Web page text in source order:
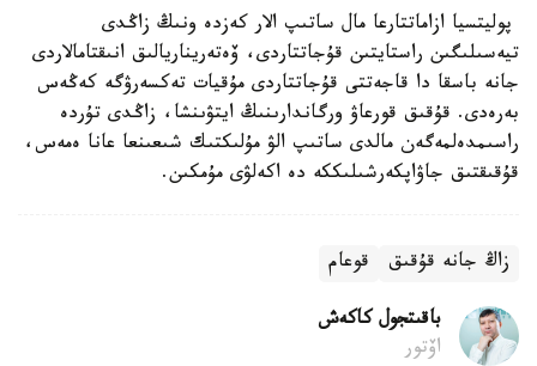
پوليتسيا ازاماتتارعا مال ساتىپ الار كەزدە ونىڭ زاڭدى
تيەسىلىگىن راستايتىن قۇجاتتاردى، ۆەتەريناريالىق انىقتامالاردى
جانە باسقا دا قاجەتتى قۇجاتتاردى مۇقيات تەكسەرۋگە كەڭەس
بەرەدى. قۇقىق قورعاۋ ورگاندارىنىڭ ايتۋىنشا، زاڭدى تۇردە
راسىمدەلمەگەن مالدى ساتىپ الۋ مۇلىكتىك شىعىنعا عانا ەمەس،
قۇقىقتىق جاۋاپكەرشىلىككە دە اكەلۋى مۇمكىن.
زاڭ جانە قۇقىق قوعام
باقىتجول كاكەش
اۆتور